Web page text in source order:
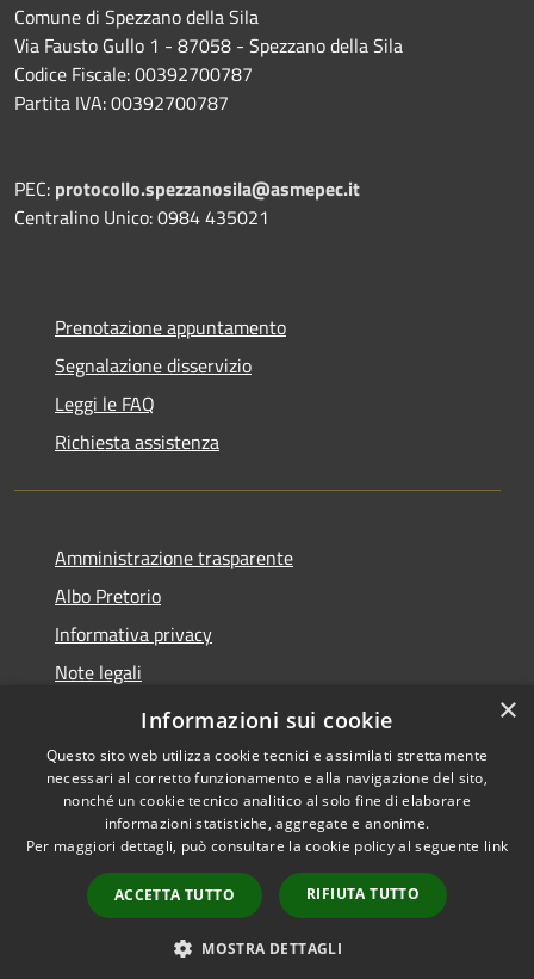
Comune di Spezzano della Sila
Via Fausto Gullo 1 - 87058 - Spezzano della Sila
Codice Fiscale: 00392700787
Partita IVA: 00392700787
PEC: protocollo.spezzanosila@asmepec.it
Centralino Unico: 0984 435021
Prenotazione appuntamento
Segnalazione disservizio
Leggi le FAQ
Richiesta assistenza
Amministrazione trasparente
Albo Pretorio
Informativa privacy
Note legali
Dichiarazione di accessibilità
Accessibilità
Copyright © 2026 • Comune di
Spezzano della Sila • Powered
byMunicipium
Accesso
redazione
×
Informazioni sui cookie
Questo sito web utilizza cookie tecnici e assimilati strettamente
necessari al corretto funzionamento e alla navigazione del sito,
nonché un cookie tecnico analitico al solo fine di elaborare
informazioni statistiche, aggregate e anonime.
Per maggiori dettagli, può consultare la cookie policy al seguente link
ACCETTA TUTTO RIFIUTA TUTTO
MOSTRA DETTAGLI